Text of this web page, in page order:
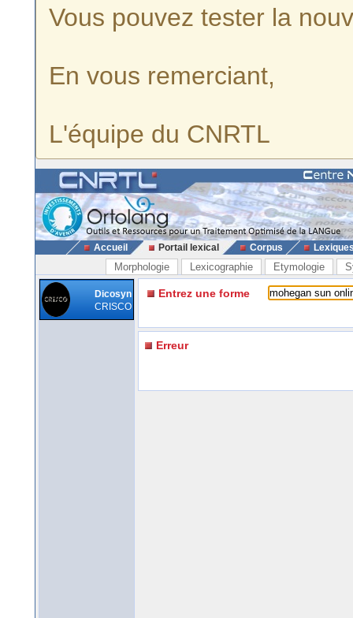
Vous pouvez tester la
En vous remerciant,
L'équipe du CNRTL
Accueil Portail lexical Corpus
Morphologie Lexicographie Etymologie
Dicosyn
CRISCO
Entrez une forme
Erreur